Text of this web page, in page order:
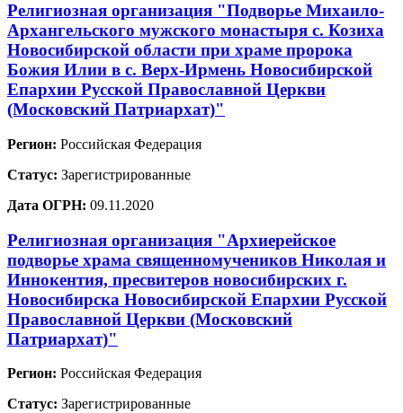
Религиозная организация "Подворье Михаило-
Архангельского мужского монастыря с. Козиха
Новосибирской области при храме пророка
Божия Илии в с. Верх-Ирмень Новосибирской
Епархии Русской Православной Церкви
(Московский Патриархат)"
Регион: Российская Федерация
Статус: Зарегистрированные
Дата ОГРН: 09.11.2020
Религиозная организация "Архиерейское
подворье храма священномучеников Николая и
Иннокентия, пресвитеров новосибирских г.
Новосибирска Новосибирской Епархии Русской
Православной Церкви (Московский
Патриархат)"
Регион: Российская Федерация
Статус: Зарегистрированные